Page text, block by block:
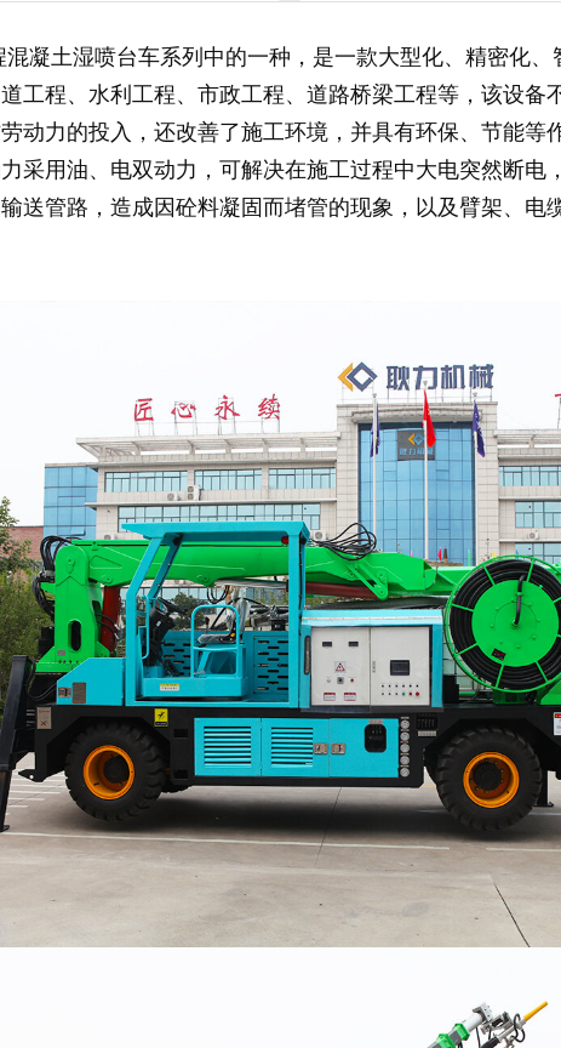
机
混凝土湿喷台车系列中的一种，是一款大型化、精密化
工程、水利工程、市政工程、道路桥梁工程等，该设备
动力的投入，还改善了施工环境，并具有环保、节能等
采用油、电双动力，可解决在施工过程中大电突然断电
送管路，造成因砼料凝固而堵管的现象，以及臂架、电